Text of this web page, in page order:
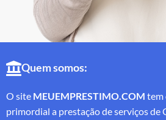
Quem somos:
O site MEUEMPRESTIMO.COM tem
primordial a prestação de serviços de